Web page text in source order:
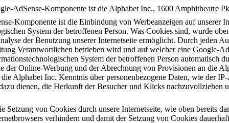
AdSense-Komponente ist die Alphabet Inc., 1600 Amphitheatre
Komponente ist die Einbindung von Werbeanzeigen auf unserer
System der betroffenen Person. Was Cookies sind, wurde
der Benutzung unserer Internetseite ermöglicht. Durch jeden
Verantwortlichen betrieben wird und auf welcher eine Google-
System der betroffenen Person automatisch
der Online-Werbung und der Abrechnung von Provisionen an die
Alphabet Inc. Kenntnis über personenbezogene Daten, wie der
dienen, die Herkunft der Besucher und Klicks nachzuvollziehen
Setzung von Cookies durch unsere Internetseite, wie oben bereits
verhindern und damit der Setzung von Cookies